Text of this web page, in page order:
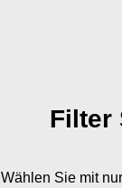
Filter
Wählen Sie mit nur